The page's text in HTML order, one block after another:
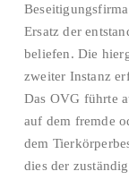
Ersatz der
beliefen. Die
zweiter Instanz
Das OVG führte
auf dem fremde
dem
dies der